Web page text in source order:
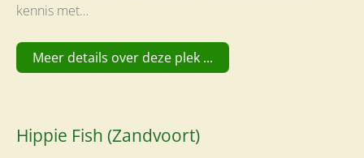
kennis met…
Meer details over deze plek ...
Hippie Fish (Zandvoort)